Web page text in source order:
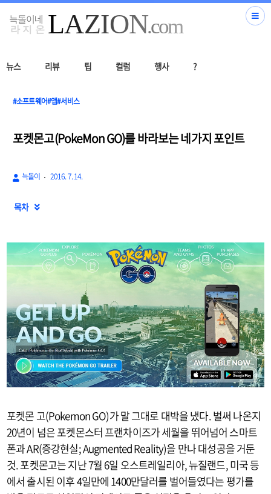
뉴스 리뷰 팁 컬럼 행사 ?
#소프트웨어#앱#서비스
포켓몬고(PokeMon GO)를 바라보는 네가지 포인트
늑돌이 2016. 7. 14.
목차 
포켓몬 고(Pokemon GO)가 말 그대로 대박을 냈다. 벌써 나온지
20년이 넘은 포켓몬스터 프랜차이즈가 세월을 뛰어넘어 스마트
폰과 AR(증강현실; Augmented Reality)을 만나 대성공을 거둔
것. 포켓몬고는 지난 7월 6일 오스트레일리아, 뉴질랜드, 미국 등
에서 출시된 이후 4일만에 1400만달러를 벌어들였다는 평가를